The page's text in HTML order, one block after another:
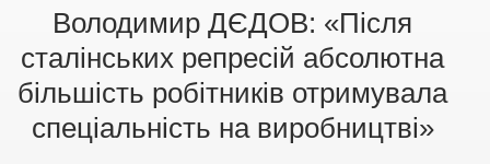
Володимир ДЄДОВ: «Після
сталінських репресій абсолютна
більшість робітників отримувала
спеціальність на виробництві»